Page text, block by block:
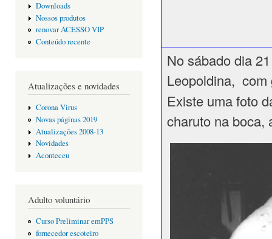
Downloads
Nossos produtos
renovar ACESSO VIP
Conteúdo recente
Atualizações e novidades
Corona Virus
Novas páginas 2019
Atualizações 2008-13
Novidades
Aconteceu
Adulto voluntário
Curso Preliminar emPPS
fornecedor escoteiro
No sábado dia
Leopoldina, com
Existe uma foto
charuto na boca,